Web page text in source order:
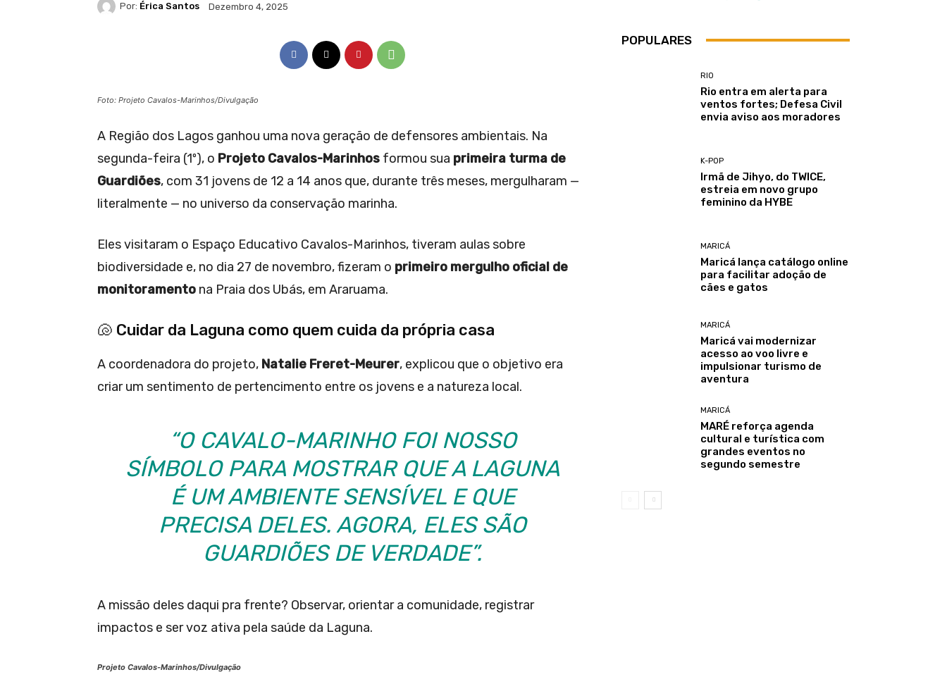
Por: Érica Santos Dezembro 4, 2025
Foto: Projeto Cavalos-Marinhos/Divulgação
A Região dos Lagos ganhou uma nova geração de defensores ambientais. Na
segunda-feira (1º), o Projeto Cavalos-Marinhos formou sua primeira turma de
Guardiões, com 31 jovens de 12 a 14 anos que, durante três meses, mergulharam —
literalmente — no universo da conservação marinha.
Eles visitaram o Espaço Educativo Cavalos-Marinhos, tiveram aulas sobre
biodiversidade e, no dia 27 de novembro, fizeram o primeiro mergulho oficial de
monitoramento na Praia dos Ubás, em Araruama.
🐚 Cuidar da Laguna como quem cuida da própria casa
A coordenadora do projeto, Natalie Freret-Meurer, explicou que o objetivo era
criar um sentimento de pertencimento entre os jovens e a natureza local.
“O CAVALO-MARINHO FOI NOSSO
SÍMBOLO PARA MOSTRAR QUE A LAGUNA
É UM AMBIENTE SENSÍVEL E QUE
PRECISA DELES. AGORA, ELES SÃO
GUARDIÕES DE VERDADE”.
A missão deles daqui pra frente? Observar, orientar a comunidade, registrar
impactos e ser voz ativa pela saúde da Laguna.
Projeto Cavalos-Marinhos/Divulgação
POPULARES
RIO
Rio entra em alerta para
ventos fortes; Defesa Civil
envia aviso aos moradores
K-POP
Irmã de Jihyo, do TWICE,
estreia em novo grupo
feminino da HYBE
MARICÁ
Maricá lança catálogo online
para facilitar adoção de
cães e gatos
MARICÁ
Maricá vai modernizar
acesso ao voo livre e
impulsionar turismo de
aventura
MARICÁ
MARÉ reforça agenda
cultural e turística com
grandes eventos no
segundo semestre